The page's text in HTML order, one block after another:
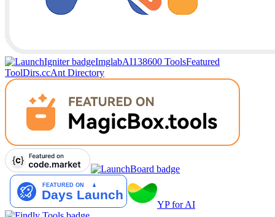
ImglabAI138600 ToolsFeatured
ToolDirs.ccAnt Directory
YP for AI